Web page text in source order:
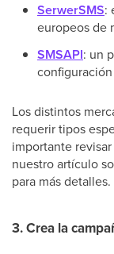
SerwerSMS:
europeos de
SMSAPI: un
Los distintos
requerir tipos
importante
nuestro artículo
para más detalles.
3. Crea la